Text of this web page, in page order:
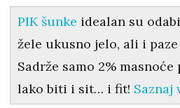
PIK šunke idealan su
žele ukusno jelo, ali i
Sadrže samo 2%
lako biti i sit… i fit! Saznaj